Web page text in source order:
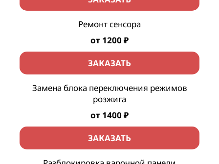
Ремонт сенсора
от 1200 ₽
ЗАКАЗАТЬ
Замена блока переключения режимов
розжига
от 1400 ₽
ЗАКАЗАТЬ